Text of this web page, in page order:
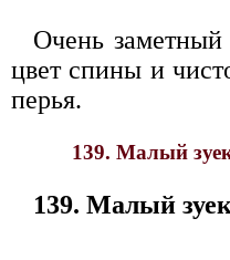
Очень заметный
цвет спины и
перья.
139. Малый
139. Малый